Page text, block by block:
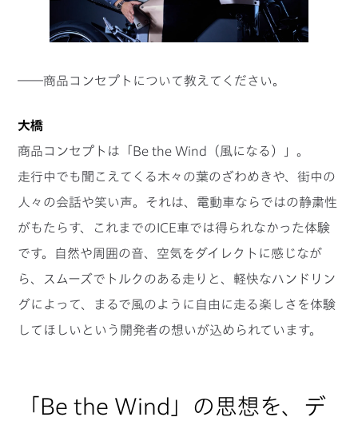
――商品コンセプトについて教えてください。
大橋
商品コンセプトは「Be the Wind（風になる）」。
走行中でも聞こえてくる木々の葉のざわめきや、街中の
人々の会話や笑い声。それは、電動車ならではの静粛性
がもたらす、これまでのICE車では得られなかった体験
です。自然や周囲の音、空気をダイレクトに感じなが
ら、スムーズでトルクのある走りと、軽快なハンドリン
グによって、まるで風のように自由に走る楽しさを体験
してほしいという開発者の想いが込められています。
「Be the Wind」の思想を、デ